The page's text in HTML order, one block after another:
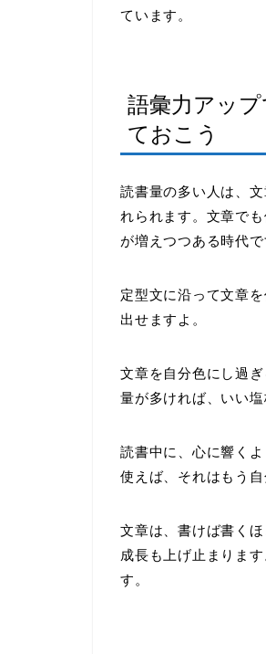
ています。
語彙力アッ
ておこう
読書量の多い人は、
れられます。文章で
が増えつつある時代で
定型文に沿って文章
出せますよ。
文章を自分色にし過
量が多ければ、いい
読書中に、心に響く
使えば、それはもう自
文章は、書けば書く
成長も上げ止まりま
す。